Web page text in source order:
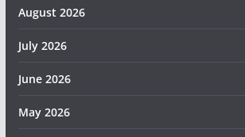
August 2026
July 2026
June 2026
May 2026